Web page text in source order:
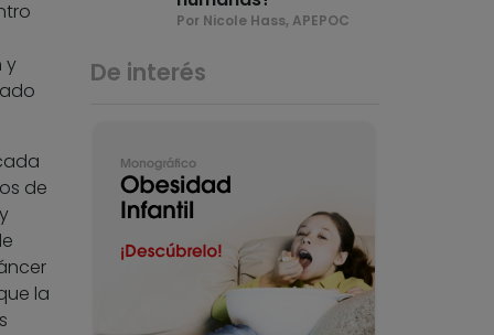
y
de
la
Por Nicole Hass, APEPOC
De interés